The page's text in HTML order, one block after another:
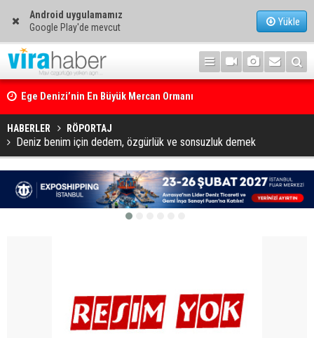
Android uygulamamız
Google Play'de mevcut
Yükle
Ege Denizi’nin En Büyük Mercan Ormanı
HABERLER RÖPORTAJ
Deniz benim için dedem, özgürlük ve sonsuzluk demek